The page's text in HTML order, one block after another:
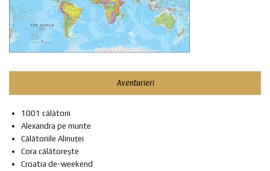
Aventurieri
1001 călătorii
Alexandra pe munte
Călătoriile Alinuței
Cora călătorește
Croatia de-weekend